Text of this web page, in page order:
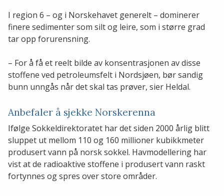
I region 6 – og i Norskehavet generelt – dominerer
finere sedimenter som silt og leire, som i større grad
tar opp forurensning.
– For å få et reelt bilde av konsentrasjonen av disse
stoffene ved petroleumsfelt i Nordsjøen, bør sandig
bunn unngås når det skal tas prøver, sier Heldal.
Anbefaler å sjekke Norskerenna
Ifølge Sokkeldirektoratet har det siden 2000 årlig blitt
sluppet ut mellom 110 og 160 millioner kubikkmeter
produsert vann på norsk sokkel. Havmodellering har
vist at de radioaktive stoffene i produsert vann raskt
fortynnes og spres over store områder.